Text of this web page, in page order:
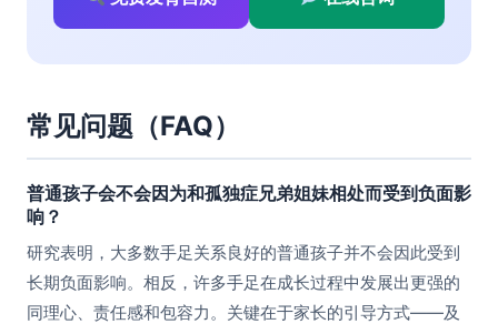
常见问题（FAQ）
普通孩子会不会因为和孤独症兄弟姐妹相处而受到负面影
响？
研究表明，大多数手足关系良好的普通孩子并不会因此受到
长期负面影响。相反，许多手足在成长过程中发展出更强的
同理心、责任感和包容力。关键在于家长的引导方式——及